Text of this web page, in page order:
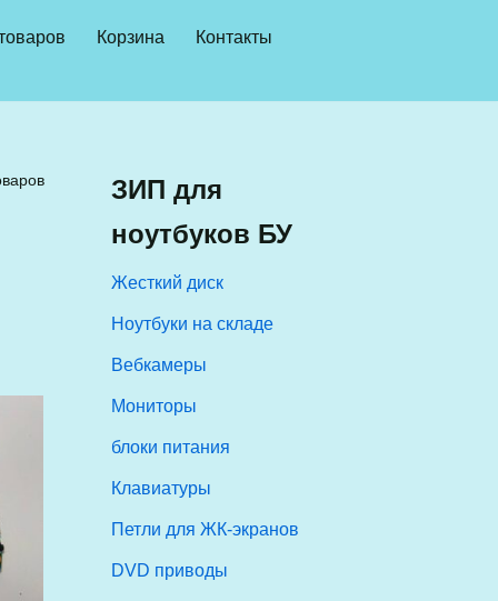
Корзина Контакты
ЗИП для
ноутбуков БУ
Жесткий диск
Ноутбуки на складе
Вебкамеры
Мониторы
блоки питания
Клавиатуры
Петли для ЖК-экранов
DVD приводы